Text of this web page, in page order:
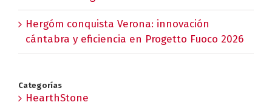
Hergóm conquista Verona: innovación
cántabra y eficiencia en Progetto Fuoco 2026
Categorías
HearthStone